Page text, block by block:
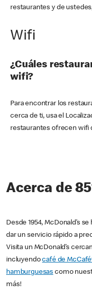
restaurantes y de
Wifi
¿Cuáles
wifi?
Para encontrar los
cerca de ti, usa el
restaurantes ofrecen wifi
Acerca de
Desde 1954, McDonald’s
dar un servicio rápido a
Visita un McDonald’s
incluyendocafé de
hamburguesas como
más!